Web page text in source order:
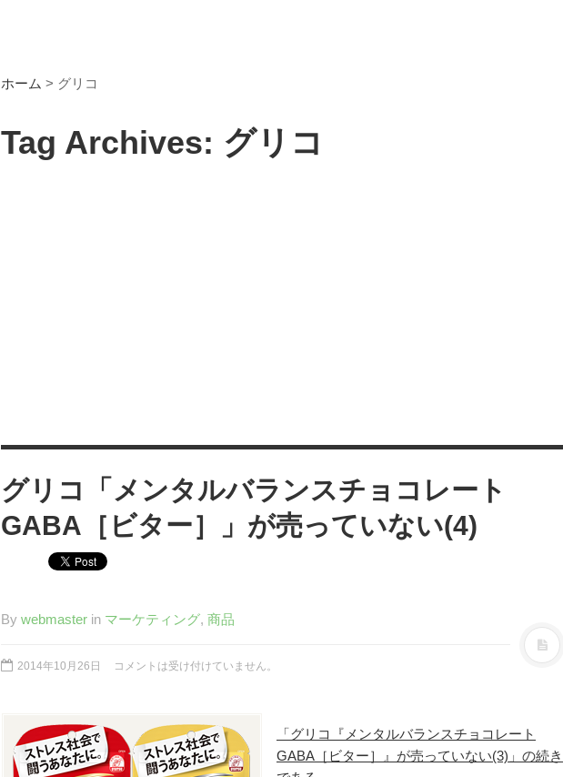
ホーム > グリコ
Tag Archives: グリコ
グリコ「メンタルバランスチョコレート
GABA［ビター］」が売っていない(4)
By webmaster in マーケティング, 商品
2014年10月26日 コメントは受け付けていません。
「グリコ『メンタルバランスチョコレート
GABA［ビター］』が売っていない(3)」の続き